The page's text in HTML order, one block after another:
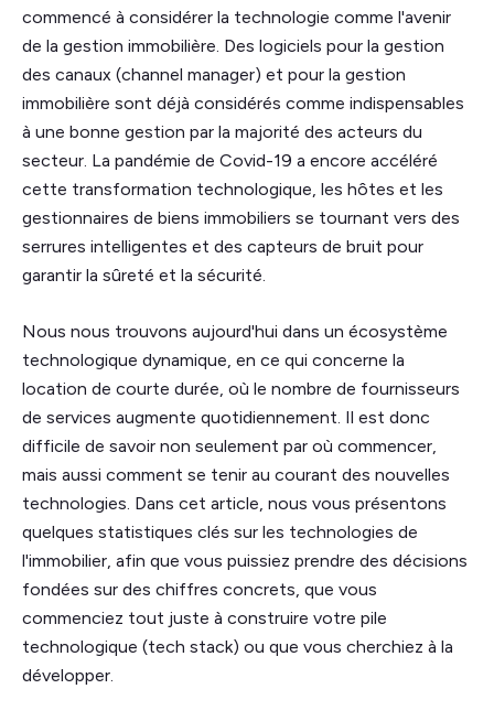
commencé à considérer la technologie comme l'avenir
de la gestion immobilière. Des logiciels pour la gestion
des canaux (channel manager) et pour la gestion
immobilière sont déjà considérés comme indispensables
à une bonne gestion par la majorité des acteurs du
secteur. La pandémie de Covid-19 a encore accéléré
cette transformation technologique, les hôtes et les
gestionnaires de biens immobiliers se tournant vers des
serrures intelligentes et des capteurs de bruit pour
garantir la sûreté et la sécurité.
Nous nous trouvons aujourd'hui dans un écosystème
technologique dynamique, en ce qui concerne la
location de courte durée, où le nombre de fournisseurs
de services augmente quotidiennement. Il est donc
difficile de savoir non seulement par où commencer,
mais aussi comment se tenir au courant des nouvelles
technologies. Dans cet article, nous vous présentons
quelques statistiques clés sur les technologies de
l'immobilier, afin que vous puissiez prendre des décisions
fondées sur des chiffres concrets, que vous
commenciez tout juste à construire votre pile
technologique (tech stack) ou que vous cherchiez à la
développer.